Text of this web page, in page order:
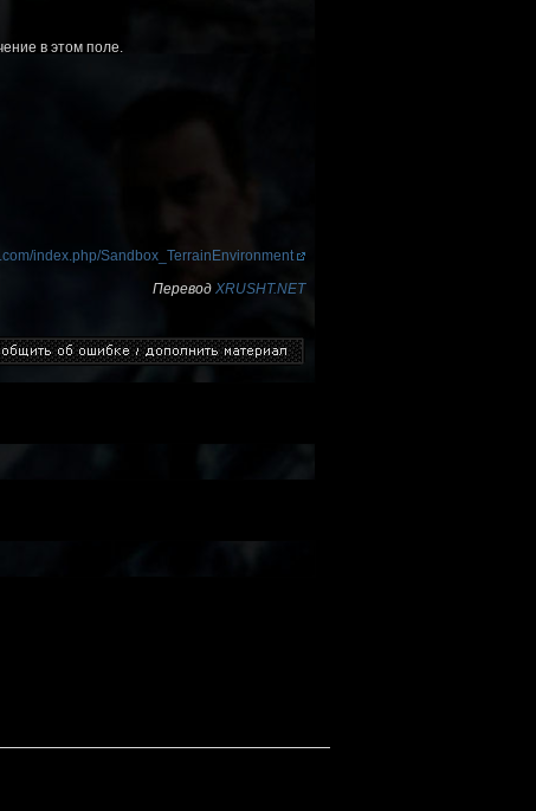
в этом поле.
index.php/Sandbox_TerrainEnvironment
Перевод XRUSHT.NET